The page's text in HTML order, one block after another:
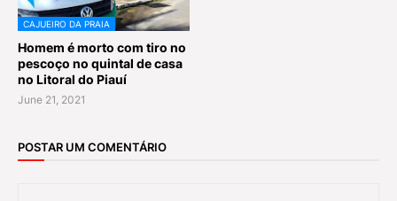
CAJUEIRO DA PRAIA
Homem é morto com tiro no
pescoço no quintal de casa
no Litoral do Piauí
June 21, 2021
POSTAR UM COMENTÁRIO